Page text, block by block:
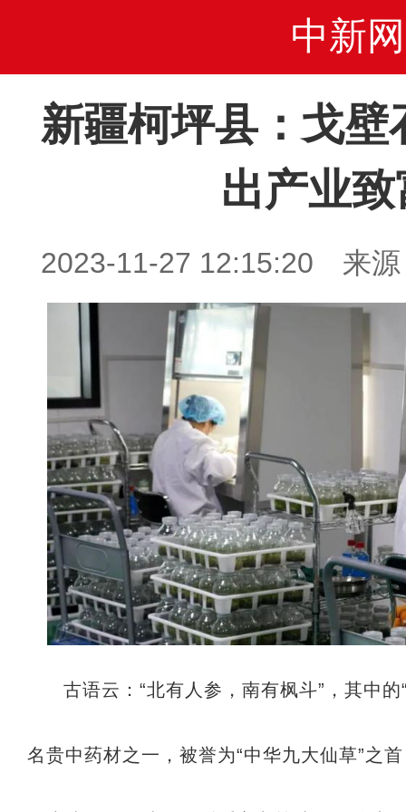
中新网
新疆柯坪县：戈壁
出产业
2023-11-27 12:15:20 来源
古语云：“北有人参，南有枫斗”，其中
名贵中药材之一，被誉为“中华九大仙草”之